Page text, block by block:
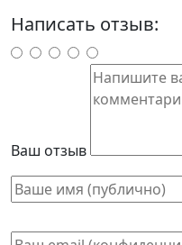
Написать отзыв:
Ваш отзыв